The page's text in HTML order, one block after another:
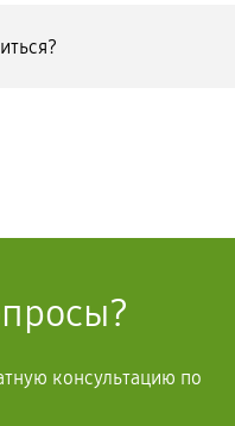
консультацию по